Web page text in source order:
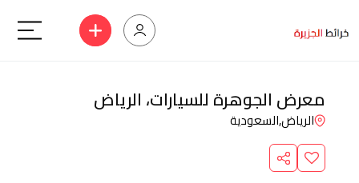
معرض الجوهرة للسيارات، الرياض
الرياض,السعودية